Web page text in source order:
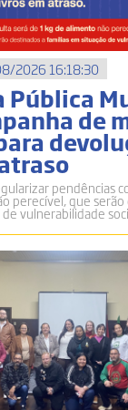
2026 16:18:30
Pública
de
pendências
perecível, que serão
vulnerabilidade